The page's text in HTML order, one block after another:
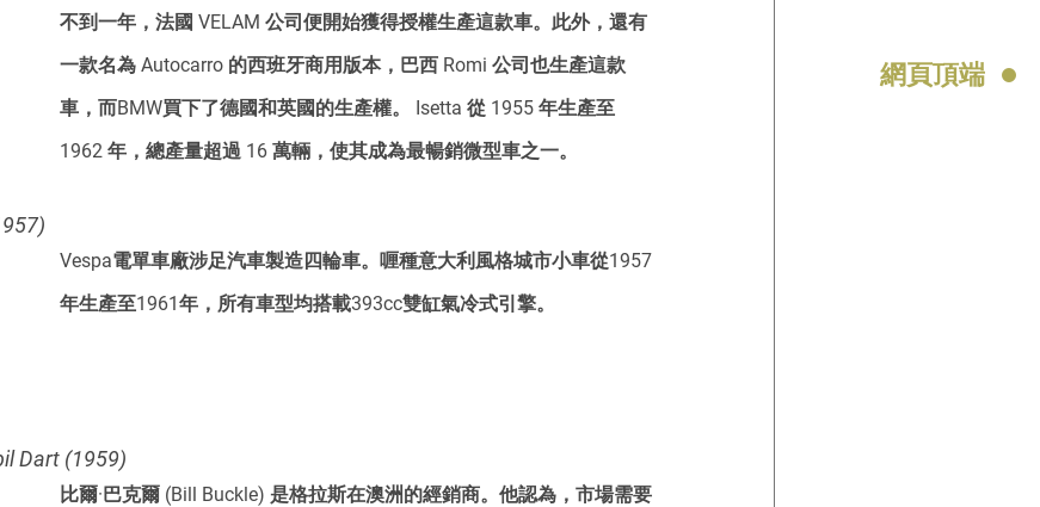
網頁頂端
不到一年，法國 VELAM 公司便開始獲得授權生產這款車。此外，還有
一款名為 Autocarro 的西班牙商用版本，巴西 Romi 公司也生產這款
車，而BMW買下了德國和英國的生產權。 Isetta 從 1955 年生產至
1962 年，總產量超過 16 萬輛，使其成為最暢銷微型車之一。
Vespa電單車廠涉足汽車製造四輪車。喱種意大利風格城市小車從1957
年生產至1961年，所有車型均搭載393cc雙缸氣冷式引擎。
Dart (1959)
比爾·巴克爾 (Bill Buckle) 是格拉斯在澳洲的經銷商。他認為，市場需要